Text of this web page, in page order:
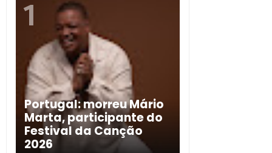
Portugal: morreu Mário
Marta, participante do
Festival da Canção
2026